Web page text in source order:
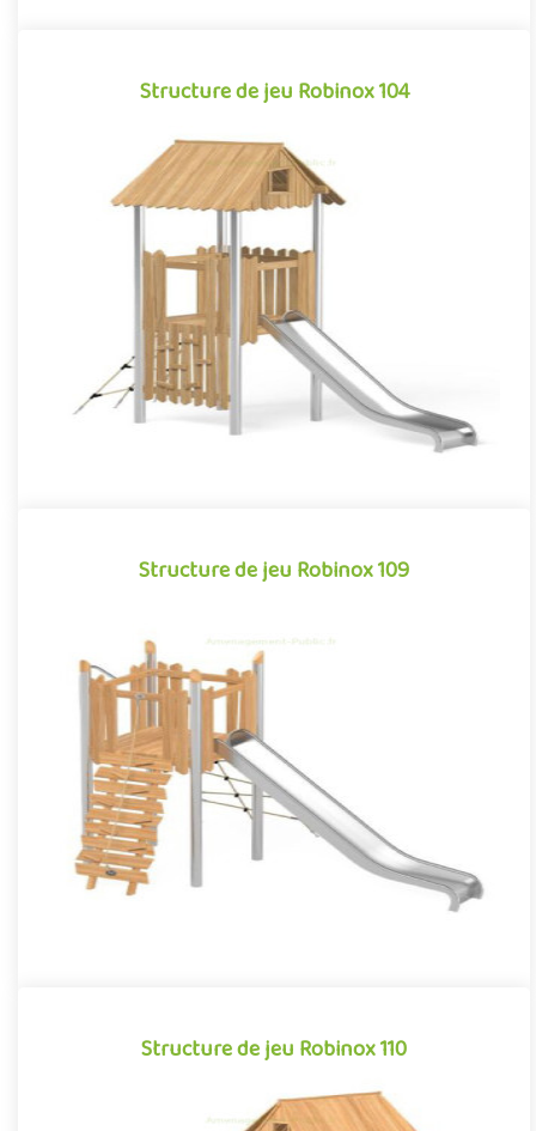
Structure de jeu Robinox 104
Structure de jeu Robinox 104
pour aire de jeux extérieur de la gamme Robinox. Associant sur
s..
Offre partenaire
Structure de jeu Robinox 109
Structure de jeu Robinox 109
La combinaison Robinox 109 est une structure multi-activités
pour aire de jeux extérieur de la gamme Robinox. Associant sur
s..
Offre partenaire
Structure de jeu Robinox 110